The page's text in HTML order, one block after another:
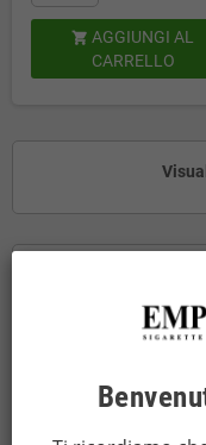
--- PROSSIMI ARRIVI
 AGGIUNGI AL
CARRELLO